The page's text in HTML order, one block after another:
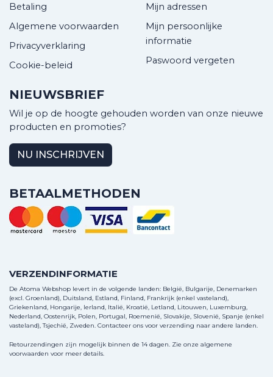
Betaling
Algemene voorwaarden
Privacyverklaring
Cookie-beleid
Mijn adressen
Mijn persoonlijke
informatie
Paswoord vergeten
NIEUWSBRIEF
Wil je op de hoogte gehouden worden van onze nieuwe
producten en promoties?
NU INSCHRIJVEN
BETAALMETHODEN
VERZENDINFORMATIE
De Atoma Webshop levert in de volgende landen: België, Bulgarije, Denemarken
(excl. Groenland), Duitsland, Estland, Finland, Frankrijk (enkel vasteland),
Griekenland, Hongarije, Ierland, Italië, Kroatië, Letland, Litouwen, Luxemburg,
Nederland, Oostenrijk, Polen, Portugal, Roemenië, Slovakije, Slovenië, Spanje (enkel
vasteland), Tsjechië, Zweden. Contacteer ons voor verzending naar andere landen.
Retourzendingen zijn mogelijk binnen de 14 dagen. Zie onze algemene
voorwaarden voor meer details.